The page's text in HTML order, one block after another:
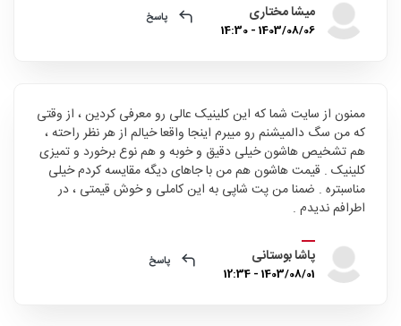
میشا مختاری
1403/08/06 - 14:30
پاسخ
ممنون از سایت شما که این کلینیک عالی رو معرفی کردین ، از وقتی
که من سگ دالمیشنم رو میبرم اینجا واقعا خیالم از هر نظر راحته ،
هم تشخیص هاشون خیلی دقیق و خوبه و هم نوع برخورد و تمیزی
کلینیک . قیمت هاشون هم من با جاهای دیگه مقایسه کردم خیلی
مناسبتره . ضمنا من پت شاپی به این کاملی و خوش قیمتی ، در
اطرافم ندیدم .
پاشا بوستانی
1403/08/01 - 12:34
پاسخ